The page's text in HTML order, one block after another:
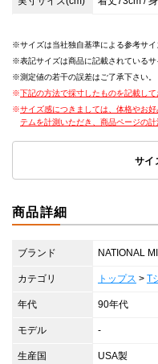
サイズは当社独自基準による参考サイ
表記サイズは商品に記載されているサ
測定値の若干の誤差はご了承下さい。
下記の方法で採寸したものを記載して
サイズ感につきましては、体格やお
テムを計測いただき、商品ページの計
サイ
商品詳細
ブランド NATIONAL
カテゴリ トップス > T
年代 90年代
モデル -
生産国 USA製